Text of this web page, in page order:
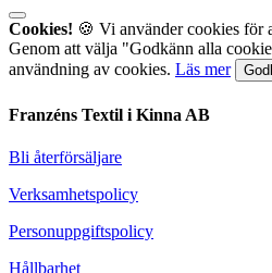
Cookies! 🍪 Vi använder cookies för
Genom att välja "Godkänn alla
användning av cookies. Läs mer
Franzéns Textil i Kinna AB
Bli återförsäljare
Verksamhetspolicy
Personuppgiftspolicy
Hållbarhet